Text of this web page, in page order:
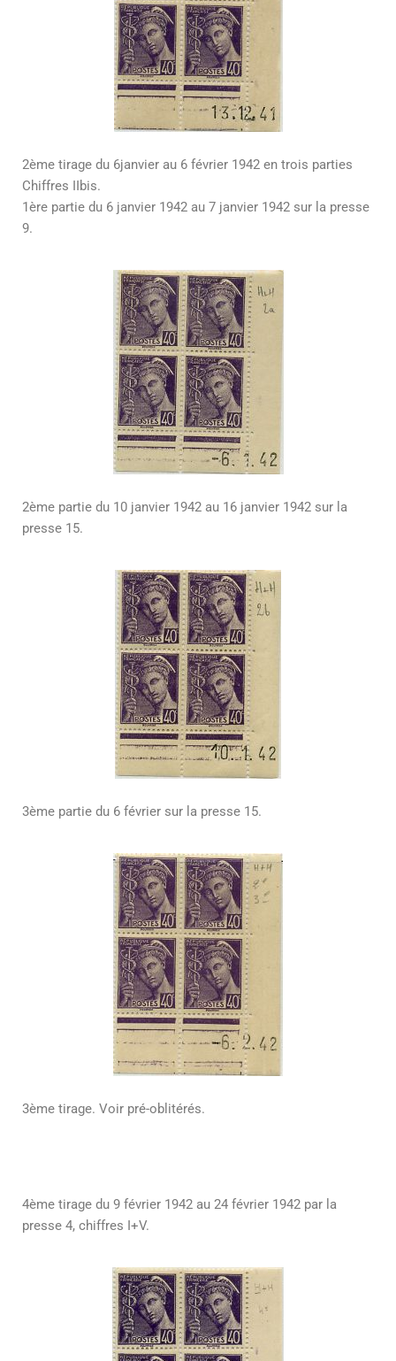
2ème tirage du 6janvier au 6 février 1942 en trois parties
Chiffres IIbis.
1ère partie du 6 janvier 1942 au 7 janvier 1942 sur la presse
9.
2ème partie du 10 janvier 1942 au 16 janvier 1942 sur la
presse 15.
3ème partie du 6 février sur la presse 15.
3ème tirage. Voir pré-oblitérés.
4ème tirage du 9 février 1942 au 24 février 1942 par la
presse 4, chiffres I+V.